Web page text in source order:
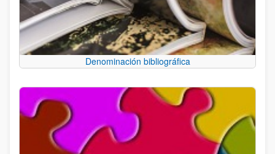
Denominación bibliográfica